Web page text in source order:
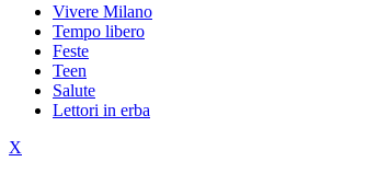
Vivere Milano
Tempo libero
Feste
Teen
Salute
Lettori in erba
X